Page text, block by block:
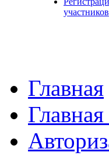
участников
Главная